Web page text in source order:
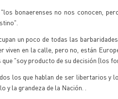
bonaerenses no nos conocen,
un poco de todas las
viven en la calle, pero no, están
"soy producto de su decisión (los
los que hablan de ser libertarios y
y la grandeza de la Nación. .